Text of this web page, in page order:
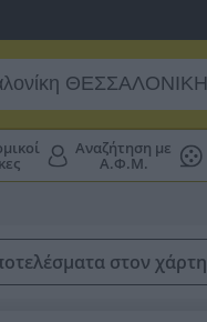
Αναζήτηση με
Α.Φ.Μ.
στον χάρτη